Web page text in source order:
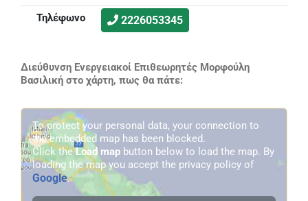
Τηλέφωνο
2226053345
Διεύθυνση Ενεργειακοί Επιθεωρητές Μορφούλη
Βασιλική στο χάρτη, πως θα πάτε:
To protect your personal data, your connection to
the embedded map has been blocked.
Click theLoad map button below to load the map. By
loading the map you accept the privacy policy of
Google.